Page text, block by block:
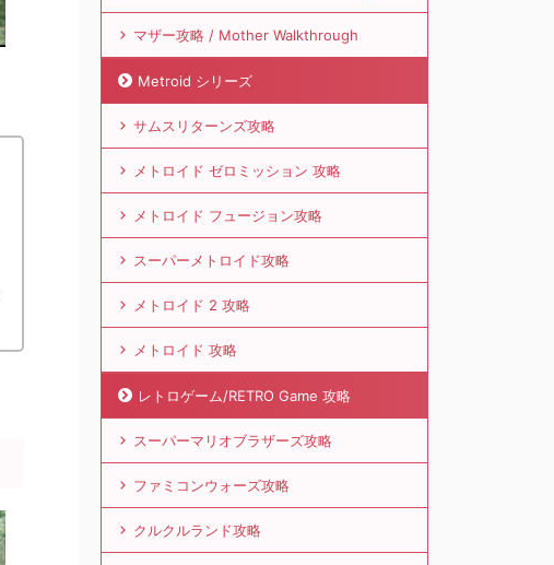
マザー攻略 / Mother Walkthrough
Metroid シリーズ
サムスリターンズ攻略
メトロイド ゼロミッション 攻略
メトロイド フュージョン攻略
スーパーメトロイド攻略
メトロイド 2 攻略
メトロイド 攻略
レトロゲーム/RETRO Game 攻略
スーパーマリオブラザーズ攻略
ファミコンウォーズ攻略
クルクルランド攻略